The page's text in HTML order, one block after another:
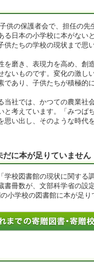
供の保護者会で、担任の先
る日本の小学校に本がない
供たちの学校の現状まで思
磨き、表現力を高め、創
ないものです。変化の激し
であり、子供たちが積極的
社では、かつての農業社
と考えています。「みつば
い出し、そのような時代
に本が足りていません
校図書館の現状に関する
書冊数が、文部科学省の設
小学校の図書館に本が足り